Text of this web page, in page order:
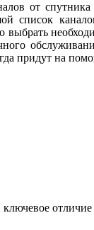
от
список
придут на